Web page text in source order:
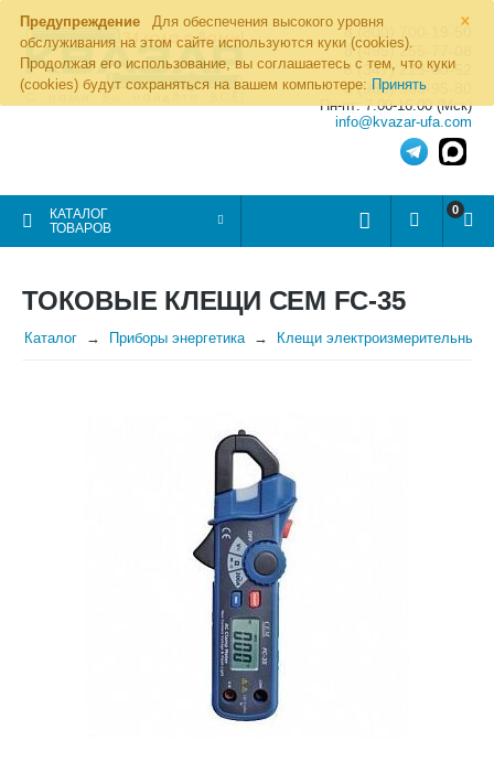
×
Предупреждение
Для обеспечения высокого уровня
обслуживания на этом сайте используются куки (cookies).
Продолжая его использование, вы соглашаетесь с тем, что куки
(cookies) будут сохраняться на вашем компьютере: Принять
8 (800) 700-19-50
8 (495) 255-77-08
8 (347) 225-00-52
8 (986) 963-95-80
Пн-пт: 7.00-16.00 (Мск)
info@kvazar-ufa.com
КАТАЛОГ
ТОВАРОВ
0
ТОКОВЫЕ КЛЕЩИ CEM FC-35
Каталог Приборы энергетика Клещи электроизмерительные